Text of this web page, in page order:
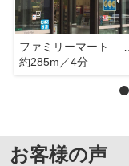
約285m／4分
お客様の声